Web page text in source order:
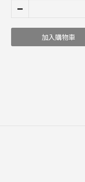
加入購物車